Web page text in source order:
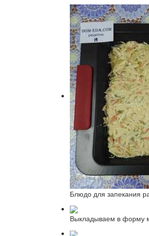
Блюдо для запекания
Выкладываем в форму